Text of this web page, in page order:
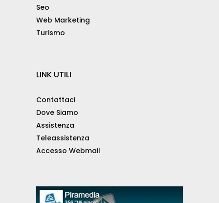
Seo
Web Marketing
Turismo
LINK UTILI
Contattaci
Dove Siamo
Assistenza
Teleassistenza
Accesso Webmail